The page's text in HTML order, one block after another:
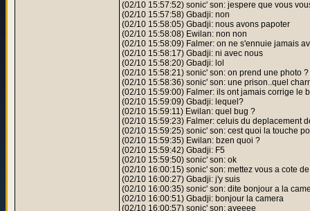
(02/10 15:57:52) sonic' son: jespere que vous
(02/10 15:57:58) Gbadji: non
(02/10 15:58:05) Gbadji: nous avons papoter
(02/10 15:58:08) Ewilan: non non
(02/10 15:58:09) Falmer: on ne s'ennuie jamais
(02/10 15:58:17) Gbadji: ni avec nous
(02/10 15:58:20) Gbadji: lol
(02/10 15:58:21) sonic' son: on prend une photo ?
(02/10 15:58:36) sonic' son: une prison..quel
(02/10 15:59:00) Falmer: ils ont jamais corrige le
(02/10 15:59:09) Gbadji: lequel?
(02/10 15:59:11) Ewilan: quel bug ?
(02/10 15:59:23) Falmer: celuis du deplacement
(02/10 15:59:25) sonic' son: cest quoi la touche
(02/10 15:59:35) Ewilan: bzen quoi ?
(02/10 15:59:42) Gbadji: F5
(02/10 15:59:50) sonic' son: ok
(02/10 16:00:15) sonic' son: mettez vous a cote
(02/10 16:00:27) Gbadji: j'y suis
(02/10 16:00:35) sonic' son: dite bonjour a la
(02/10 16:00:51) Gbadji: bonjour la camera
(02/10 16:00:57) sonic' son: ayeeee